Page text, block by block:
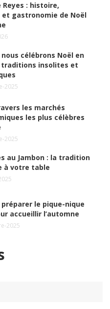
Reyes : histoire,
gastronomie de Noël
célébrons Noël en
traditions insolites et
2025
les marchés
les plus célèbres
2025
au Jambon : la tradition
à votre table
le pique-nique
accueillir l’automne
2025